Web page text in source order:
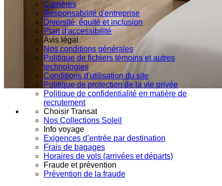
Carrières
Responsabilité d'entreprise
Diversité, équité et inclusion
Plan d'accessibilité
Avis légal
Nos conditions générales
Politique de fichiers témoins et autres
technologies
Conditions d'utilisation du site
Politique de protection de la vie privée
Politique de confidentialité en matière de
recrutement
Choisir Transat
Nos Collections Soleil
Info voyage
Exigences d’entrée par destination
Frais de bagages
Horaires de vols (arrivées et départs)
Fraude et prévention
Prévention de la fraude